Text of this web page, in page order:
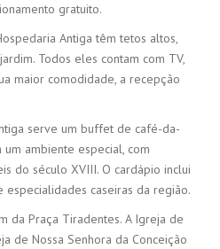
gratuito.
Antiga têm tetos altos,
Todos eles contam com TV,
maior comodidade, a recepção
serve um buffet de café-da-
ambiente especial, com
do século XVIII. O cardápio inclui
especialidades caseiras da região.
da Praça Tiradentes. A Igreja de
de Nossa Senhora da Conceição